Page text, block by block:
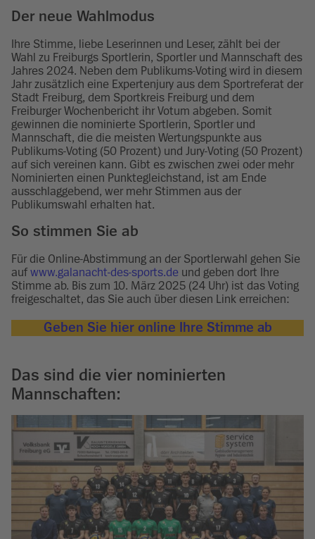
Der neue Wahlmodus
Ihre Stimme, liebe Leserinnen und Leser, zählt bei der
Wahl zu Freiburgs Sportlerin, Sportler und Mannschaft des
Jahres 2024. Neben dem Publikums-Voting wird in diesem
Jahr zusätzlich eine Expertenjury aus dem Sportreferat der
Stadt Freiburg, dem Sportkreis Freiburg und dem
Freiburger Wochenbericht ihr Votum abgeben. Somit
gewinnen die nominierte Sportlerin, Sportler und
Mannschaft, die die meisten Wertungspunkte aus
Publikums-Voting (50 Prozent) und Jury-Voting (50 Prozent)
auf sich vereinen kann. Gibt es zwischen zwei oder mehr
Nominierten einen Punktegleichstand, ist am Ende
ausschlaggebend, wer mehr Stimmen aus der
Publikumswahl erhalten hat.
So stimmen Sie ab
Für die Online-Abstimmung an der Sportlerwahl gehen Sie
auf www.galanacht-des-sports.de und geben dort Ihre
Stimme ab. Bis zum 10. März 2025 (24 Uhr) ist das Voting
freigeschaltet, das Sie auch über diesen Link erreichen:
Geben Sie hier online Ihre Stimme ab
Das sind die vier nominierten
Mannschaften: